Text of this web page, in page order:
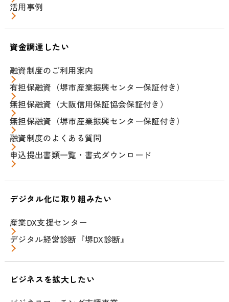
活用事例
資金調達したい
融資制度のご利用案内
有担保融資（堺市産業振興センター保証付き）
無担保融資（大阪信用保証協会保証付き）
無担保融資（堺市産業振興センター保証付き）
融資制度のよくある質問
申込提出書類一覧・書式ダウンロード
デジタル化に取り組みたい
産業DX支援センター
デジタル経営診断『堺DX診断』
ビジネスを拡大したい